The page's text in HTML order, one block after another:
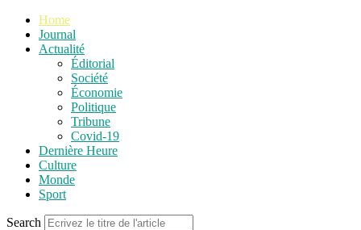
Home
Journal
Actualité
Éditorial
Société
Économie
Politique
Tribune
Covid-19
Dernière Heure
Culture
Monde
Sport
Search